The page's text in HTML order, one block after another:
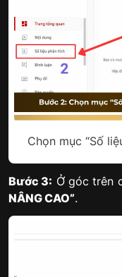
Chọn mục “Số
Bước 3: Ở góc trên
NÂNG CAO”.